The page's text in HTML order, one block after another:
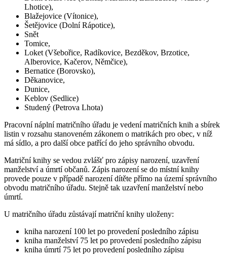
Lhotice),
Blažejovice (Vítonice),
Šetějovice (Dolní Rápotice),
Snět
Tomice,
Loket (Všebořice, Radíkovice, Bezděkov, Brzotice,
Alberovice, Kačerov, Němčice),
Bernatice (Borovsko),
Děkanovice,
Dunice,
Keblov (Sedlice)
Studený (Petrova Lhota)
Pracovní náplní matričního úřadu je vedení matričních knih a sbírek
listin v rozsahu stanoveném zákonem o matrikách pro obec, v níž
má sídlo, a pro další obce patřící do jeho správního obvodu.
Matriční knihy se vedou zvlášť pro zápisy narození, uzavření
manželství a úmrtí občanů. Zápis narození se do místní knihy
provede pouze v případě narození dítěte přímo na území správního
obvodu matričního úřadu. Stejně tak uzavření manželství nebo
úmrtí.
U matričního úřadu zůstávají matriční knihy uloženy:
kniha narození 100 let po provedení posledního zápisu
kniha manželství 75 let po provedení posledního zápisu
kniha úmrtí 75 let po provedení posledního zápisu